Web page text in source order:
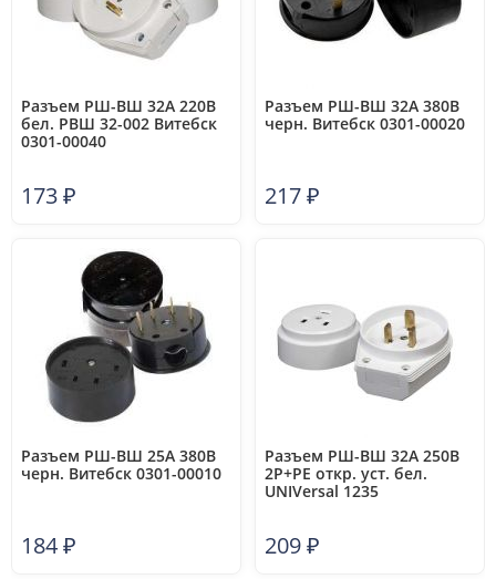
Разъем РШ-ВШ 32А 220В
бел. РВШ 32-002 Витебск
0301-00040
173₽
Разъем РШ-ВШ 32А 380В
черн. Витебск 0301-00020
217₽
Разъем РШ-ВШ 25А 380В
черн. Витебск 0301-00010
184₽
Разъем РШ-ВШ 32А 250В
2P+PE откр. уст. бел.
UNIVersal 1235
209₽